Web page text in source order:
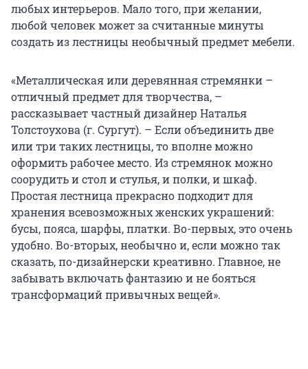
любых интерьеров. Мало того, при желании,
любой человек может за считанные минуты
создать из лестницы необычный предмет мебели.
«Металлическая или деревянная стремянки –
отличный предмет для творчества, –
рассказывает частный дизайнер Наталья
Толстоухова (г. Сургут). – Если объединить две
или три таких лестницы, то вполне можно
оформить рабочее место. Из стремянок можно
соорудить и стол и стулья, и полки, и шкаф.
Простая лестница прекрасно подходит для
хранения всевозможных женских украшений:
бусы, пояса, шарфы, платки. Во-первых, это очень
удобно. Во-вторых, необычно и, если можно так
сказать, по-дизайнерски креативно. Главное, не
забывать включать фантазию и не бояться
трансформаций привычных вещей».